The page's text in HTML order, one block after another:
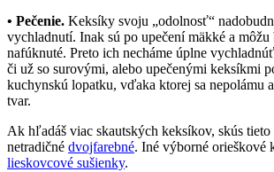
• Pečenie. Keksíky svoju „odolnosť“
vychladnutí. Inak sú po upečení mäkké a
nafúknuté. Preto ich necháme úplne
či už so surovými, alebo upečenými keksíkmi
kuchynskú lopatku, vďaka ktorej sa nepolámu
tvar.
Ak hľadáš viac skautských keksíkov, skús tieto
netradičné dvojfarebné. Iné výborné orieškové
lieskovcové sušienky.